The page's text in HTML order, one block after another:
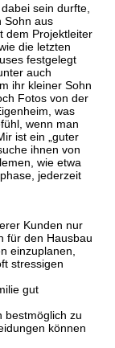
sein durfte,
Sohn aus
dem Projektleiter
die letzten
festgelegt
auch
ihr kleiner Sohn
Fotos von der
was
wenn man
ist ein „guter
ihnen von
wie etwa
jederzeit
Kunden nur
für den Hausbau
einzuplanen,
stressigen
gut
bestmöglich zu
können